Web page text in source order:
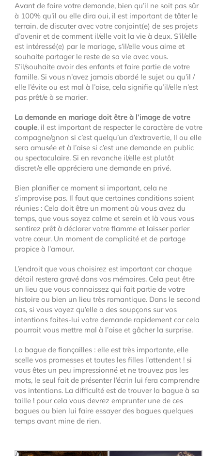
Avant de faire votre demande, bien qu’il ne soit pas sûr
à 100% qu’il ou elle dira oui, il est important de tâter le
terrain, de discuter avec votre conjoint(e) de ses projets
d’avenir et de comment il/elle voit la vie à deux. S’il/elle
est intéressé(e) par le mariage, s’il/elle vous aime et
souhaite partager le reste de sa vie avec vous.
S’il/souhaite avoir des enfants et faire partie de votre
famille. Si vous n’avez jamais abordé le sujet ou qu’il /
elle l’évite ou est mal à l’aise, cela signifie qu’il/elle n’est
pas prêt/e à se marier.
La demande en mariage doit être à l’image de votre
couple, il est important de respecter le caractère de votre
compagne/gnon si c’est quelqu’un d’extravertie, Il ou elle
sera amusée et à l’aise si c’est une demande en public
ou spectaculaire. Si en revanche il/elle est plutôt
discret/e elle appréciera une demande en privé.
Bien planifier ce moment si important, cela ne
s’improvise pas. Il faut que certaines conditions soient
réunies : Cela doit être un moment où vous avez du
temps, que vous soyez calme et serein et là vous vous
sentirez prêt à déclarer votre flamme et laisser parler
votre cœur. Un moment de complicité et de partage
propice à l’amour.
L’endroit que vous choisirez est important car chaque
détail restera gravé dans vos mémoires. Cela peut être
un lieu que vous connaissez qui fait partie de votre
histoire ou bien un lieu très romantique. Dans le second
cas, si vous voyez qu’elle a des soupçons sur vos
intentions faites-lui votre demande rapidement car cela
pourrait vous mettre mal à l’aise et gâcher la surprise.
La bague de fiançailles : elle est très importante, elle
scelle vos promesses et toutes les filles l’attendent ! si
vous êtes un peu impressionné et ne trouvez pas les
mots, le seul fait de présenter l’écrin lui fera comprendre
vos intentions. La difficulté est de trouver la bague à sa
taille ! pour cela vous devrez emprunter une de ces
bagues ou bien lui faire essayer des bagues quelques
temps avant mine de rien.